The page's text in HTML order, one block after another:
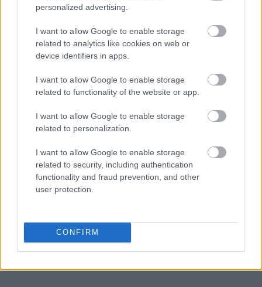
personalized advertising.
I want to allow Google to enable storage
related to analytics like cookies on web or
device identifiers in apps.
I want to allow Google to enable storage
related to functionality of the website or app.
I want to allow Google to enable storage
related to personalization.
I want to allow Google to enable storage
related to security, including authentication
functionality and fraud prevention, and other
user protection.
CONFIRM
Zacznij pisać, żeby zobaczyć wyniki lub przyciśnij ESC,
ZOBACZ WSZYSTKIE WYNIKI
SUBSCRIBE
[mc4wp_form id="496"]